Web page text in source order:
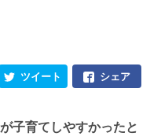
シェア
ツイート
子育てしやすかったと